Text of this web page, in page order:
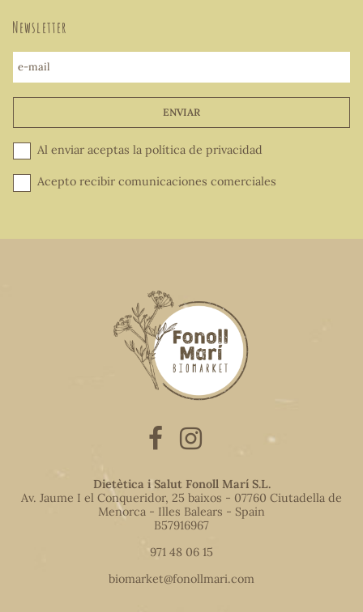
Newsletter
e-mail
ENVIAR
Al enviar aceptas la política de privacidad
Acepto recibir comunicaciones comerciales
Dietètica i Salut Fonoll Marí S.L.
Av. Jaume I el Conqueridor, 25 baixos - 07760 Ciutadella de
Menorca - Illes Balears - Spain
B57916967
971 48 06 15
biomarket@fonollmari.com